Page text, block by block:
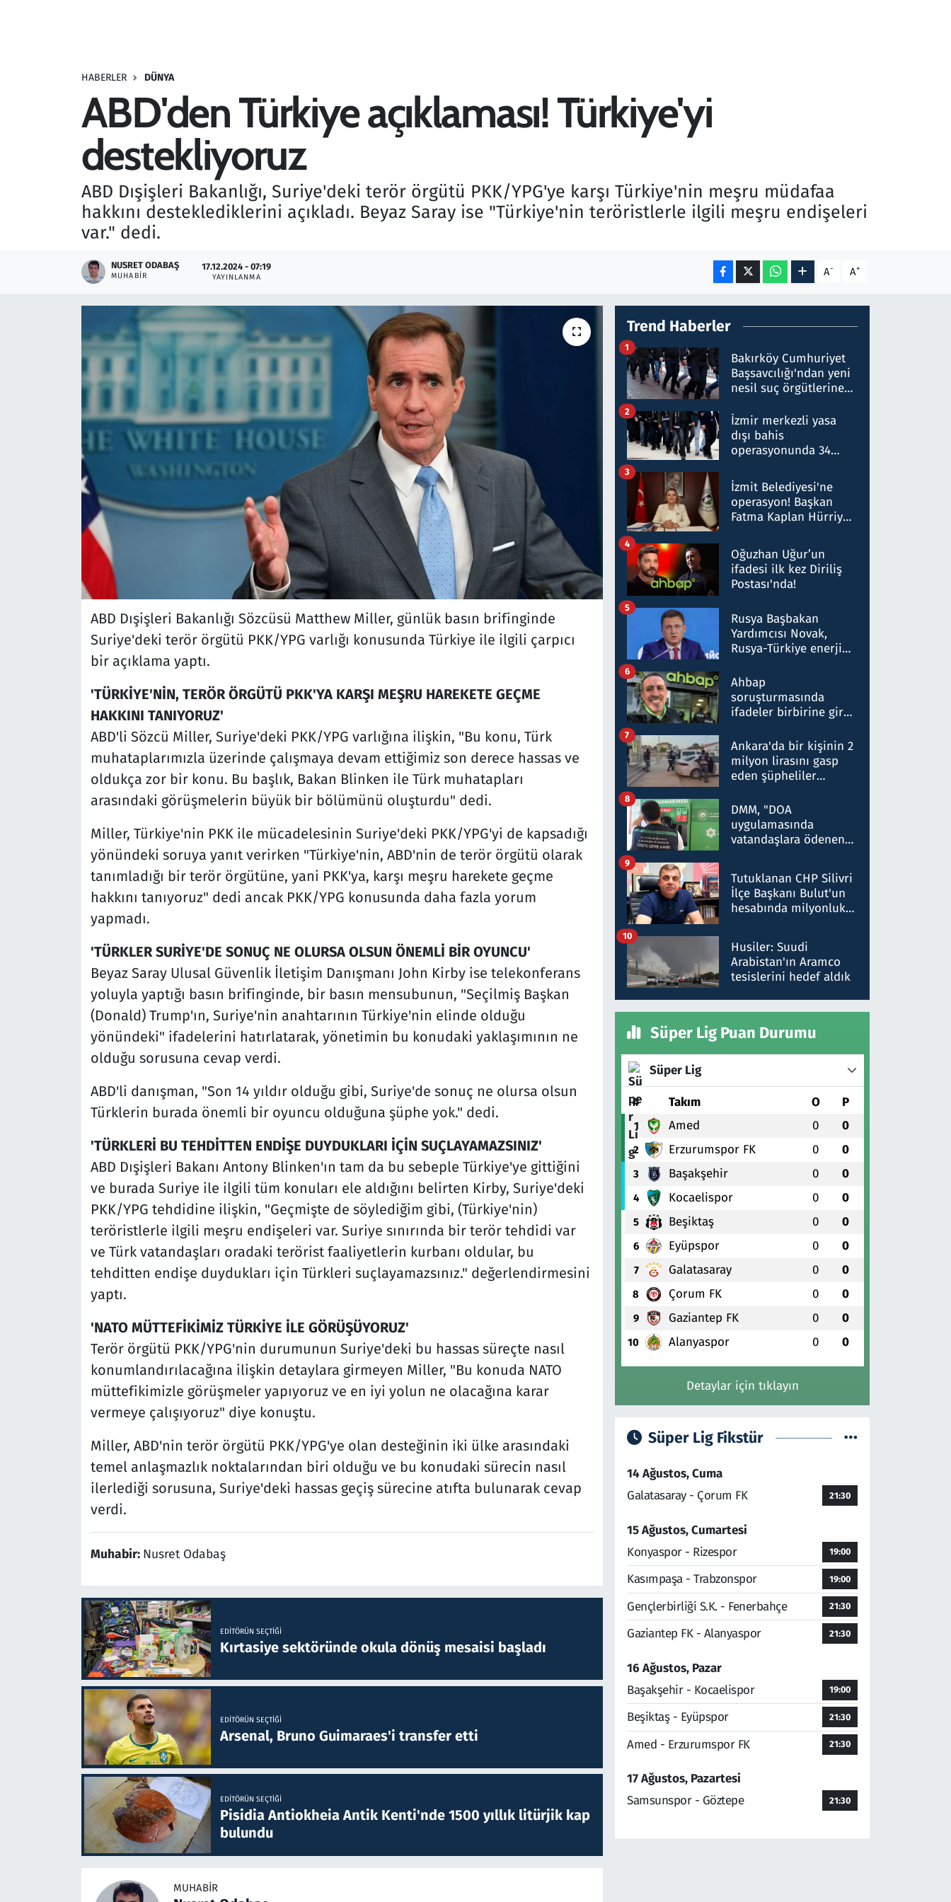
HABERLER DÜNYA
ABD'den Türkiye açıklaması! Türkiye'yi
destekliyoruz
ABD Dışişleri Bakanlığı, Suriye'deki terör örgütü PKK/YPG'ye karşı Türkiye'nin meşru müdafaa
hakkını desteklediklerini açıkladı. Beyaz Saray ise "Türkiye'nin teröristlerle ilgili meşru endişeleri
var." dedi.
NUSRET ODABAŞ
MUHABIR
17.12.2024 - 07:19
YAYINLANMA A- A+
ABD Dışişleri Bakanlığı Sözcüsü Matthew Miller, günlük basın brifinginde
Suriye'deki terör örgütü PKK/YPG varlığı konusunda Türkiye ile ilgili çarpıcı
bir açıklama yaptı.
'TÜRKİYE'NİN, TERÖR ÖRGÜTÜ PKK'YA KARŞI MEŞRU HAREKETE GEÇME
HAKKINI TANIYORUZ'
ABD'li Sözcü Miller, Suriye'deki PKK/YPG varlığına ilişkin, "Bu konu, Türk
muhataplarımızla üzerinde çalışmaya devam ettiğimiz son derece hassas ve
oldukça zor bir konu. Bu başlık, Bakan Blinken ile Türk muhatapları
arasındaki görüşmelerin büyük bir bölümünü oluşturdu" dedi.
Miller, Türkiye'nin PKK ile mücadelesinin Suriye'deki PKK/YPG'yi de kapsadığı
yönündeki soruya yanıt verirken "Türkiye'nin, ABD'nin de terör örgütü olarak
tanımladığı bir terör örgütüne, yani PKK'ya, karşı meşru harekete geçme
hakkını tanıyoruz" dedi ancak PKK/YPG konusunda daha fazla yorum
yapmadı.
'TÜRKLER SURİYE'DE SONUÇ NE OLURSA OLSUN ÖNEMLİ BİR OYUNCU'
Beyaz Saray Ulusal Güvenlik İletişim Danışmanı John Kirby ise telekonferans
yoluyla yaptığı basın brifinginde, bir basın mensubunun, "Seçilmiş Başkan
(Donald) Trump'ın, Suriye'nin anahtarının Türkiye'nin elinde olduğu
yönündeki" ifadelerini hatırlatarak, yönetimin bu konudaki yaklaşımının ne
olduğu sorusuna cevap verdi.
ABD'li danışman, "Son 14 yıldır olduğu gibi, Suriye'de sonuç ne olursa olsun
Türklerin burada önemli bir oyuncu olduğuna şüphe yok." dedi.
'TÜRKLERİ BU TEHDİTTEN ENDİŞE DUYDUKLARI İÇİN SUÇLAYAMAZSINIZ'
ABD Dışişleri Bakanı Antony Blinken'ın tam da bu sebeple Türkiye'ye gittiğini
ve burada Suriye ile ilgili tüm konuları ele aldığını belirten Kirby, Suriye'deki
PKK/YPG tehdidine ilişkin, "Geçmişte de söylediğim gibi, (Türkiye'nin)
teröristlerle ilgili meşru endişeleri var. Suriye sınırında bir terör tehdidi var
ve Türk vatandaşları oradaki terörist faaliyetlerin kurbanı oldular, bu
tehditten endişe duydukları için Türkleri suçlayamazsınız." değerlendirmesini
yaptı.
'NATO MÜTTEFİKİMİZ TÜRKİYE İLE GÖRÜŞÜYORUZ'
Terör örgütü PKK/YPG'nin durumunun Suriye'deki bu hassas süreçte nasıl
konumlandırılacağına ilişkin detaylara girmeyen Miller, "Bu konuda NATO
müttefikimizle görüşmeler yapıyoruz ve en iyi yolun ne olacağına karar
vermeye çalışıyoruz" diye konuştu.
Miller, ABD'nin terör örgütü PKK/YPG'ye olan desteğinin iki ülke arasındaki
temel anlaşmazlık noktalarından biri olduğu ve bu konudaki sürecin nasıl
ilerlediği sorusuna, Suriye'deki hassas geçiş sürecine atıfta bulunarak cevap
verdi.
Muhabir: Nusret Odabaş
EDITÖRÜN SEÇTIĞI
Kırtasiye sektöründe okula dönüş mesaisi başladı
EDITÖRÜN SEÇTIĞI
Arsenal, Bruno Guimaraes'i transfer etti
EDITÖRÜN SEÇTIĞI
Pisidia Antiokheia Antik Kenti'nde 1500 yıllık litürjik kap
bulundu
MUHABIR
Trend Haberler
Bakırköy Cumhuriyet
Başsavcılığı'ndan yeni
nesil suç örgütlerine
hakkında gözaltı kararı
1
İzmir merkezli yasa
dışı bahis
operasyonunda 34
Milyar liralık para
trafiği tespit edildi
2
İzmit Belediyesi'ne
operasyon! Başkan
Fatma Kaplan Hürriyet
3
Oğuzhan Uğur’un
ifadesi ilk kez Diriliş
Postası'nda!
4
Rusya Başbakan
Yardımcısı Novak,
Rusya-Türkiye enerji
nitelikte olduğunu
belirtti
5
Ahbap
soruşturmasında
ifadeler birbirine girdi:
ifadelerinden ortaya
çıkan tablo şok etti
6
Ankara'da bir kişinin 2
milyon lirasını gasp
eden şüpheliler
7
DMM, "DOA
uygulamasında
vatandaşlara ödenen
düşürüldüğü" iddiasını
yalanladı
8
Tutuklanan CHP Silivri
İlçe Başkanı Bulut'un
hesabında milyonluk
talimat verdi, ben
gönderdim
9
Husiler: Suudi
Arabistan'ın Aramco
tesislerini hedef aldık
10
Süper Lig Puan Durumu
Süper Lig
# Takım O P
1 Amed 0 0
2 Erzurumspor FK 0 0
3 Başakşehir 0 0
4 Kocaelispor 0 0
5 Beşiktaş 0 0
6 Eyüpspor 0 0
7 Galatasaray 0 0
8 Çorum FK 0 0
9 Gaziantep FK 0 0
10 Alanyaspor 0 0
Detaylar için tıklayın
Süper Lig Fikstür
14 Ağustos, Cuma
Galatasaray - Çorum FK
21:30
15 Ağustos, Cumartesi
Konyaspor - Rizespor
19:00
Kasımpaşa - Trabzonspor 19:00
Gençlerbirliği S.K. - Fenerbahçe 21:30
Gaziantep FK - Alanyaspor 21:30
16 Ağustos, Pazar
Başakşehir - Kocaelispor
19:00
Beşiktaş - Eyüpspor 21:30
Amed - Erzurumspor FK 21:30
17 Ağustos, Pazartesi
Samsunspor - Göztepe
21:30
Savunma Sanayi
Televizyon